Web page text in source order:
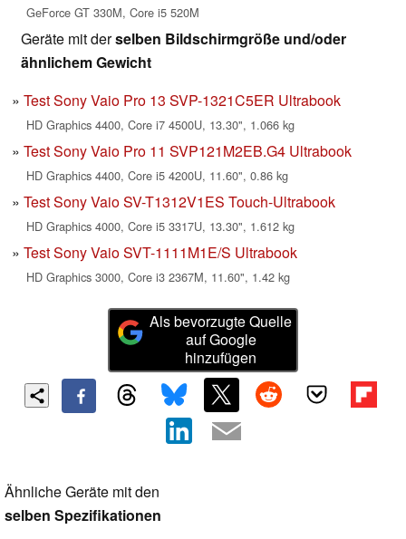
GeForce GT 330M, Core i5 520M
Geräte mit derselben Bildschirmgröße und/oder
ähnlichem Gewicht
Test Sony Vaio Pro 13 SVP-1321C5ER Ultrabook
HD Graphics 4400, Core i7 4500U, 13.30", 1.066 kg
Test Sony Vaio Pro 11 SVP121M2EB.G4 Ultrabook
HD Graphics 4400, Core i5 4200U, 11.60", 0.86 kg
Test Sony Vaio SV-T1312V1ES Touch-Ultrabook
HD Graphics 4000, Core i5 3317U, 13.30", 1.612 kg
Test Sony Vaio SVT-1111M1E/S Ultrabook
HD Graphics 3000, Core i3 2367M, 11.60", 1.42 kg
Als bevorzugte Quelle
auf Google
hinzufügen
Ähnliche Geräte mit den
selben Spezifikationen